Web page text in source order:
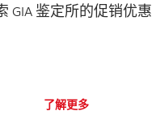
GIA 鉴定所的促销优惠
了解更多